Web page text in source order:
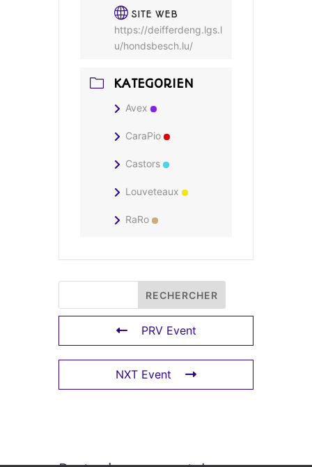
SITE WEB
https://deifferdeng.lgs.l
u/hondsbesch.lu/
KATEGORIEN
Avex
CaraPio
Castors
Louveteaux
RaRo
PRV Event
NXT Event